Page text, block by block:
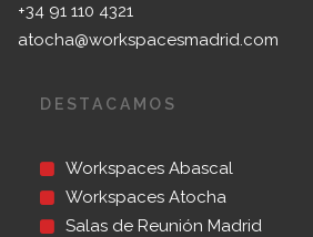
+34 91 110 4321
atocha@workspacesmadrid.com
DESTACAMOS
Workspaces Abascal
Workspaces Atocha
Salas de Reunión Madrid